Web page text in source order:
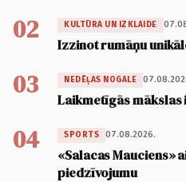
02 KULTŪRA UN IZKLAIDE
Izzinot rumāņu
03 NEDĒĻAS NOGALE
Laikmetīgās mākslas
04 SPORTS 07.08.2026.
«Salacas Mauciens»
piedzīvojumu